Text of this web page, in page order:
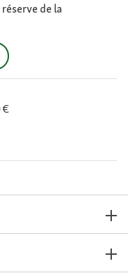
de la
€